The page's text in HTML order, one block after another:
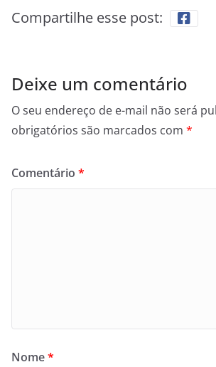
Compartilhe esse post:
Deixe um comentário
O seu endereço de e-mail não será
obrigatórios são marcados com *
Comentário *
Nome*